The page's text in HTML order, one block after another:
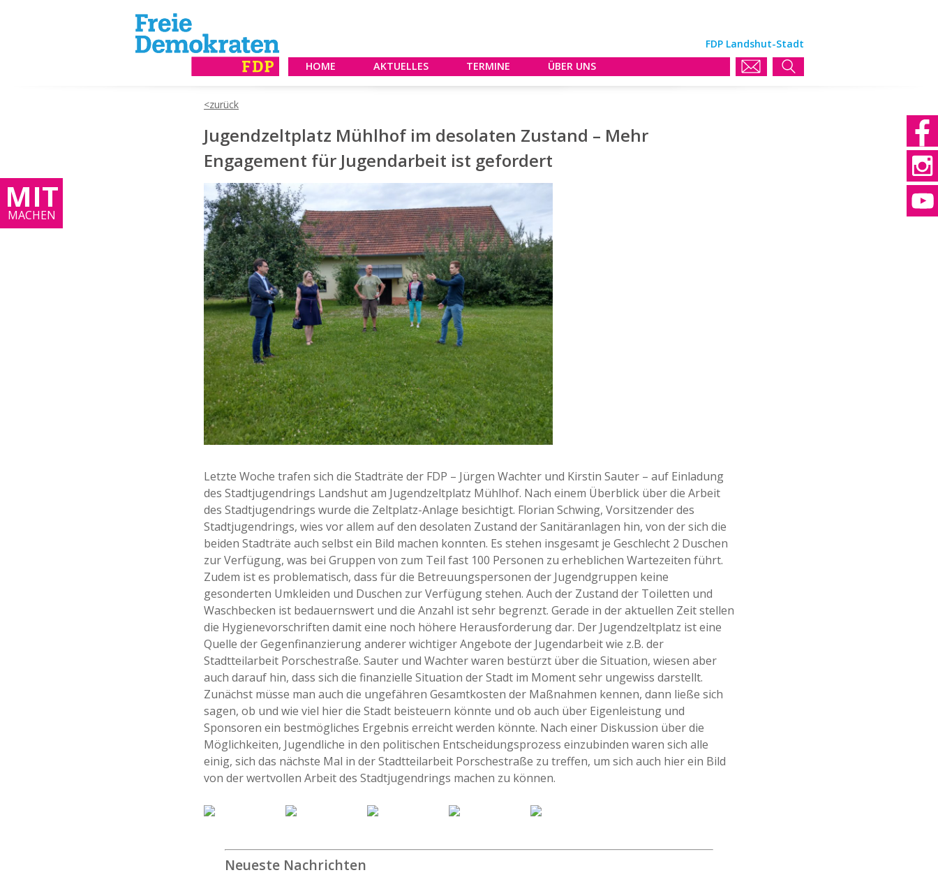
FDP Landshut-Stadt
HOME
AKTUELLES TERMINE ÜBER UNS
MIT
MACHEN
Jugendzeltplatz Mühlhof im desolaten Zustand – Mehr
Engagement für Jugendarbeit ist gefordert
Letzte Woche trafen sich die Stadträte der FDP – Jürgen Wachter und Kirstin Sauter – auf Einladung
des Stadtjugendrings Landshut am Jugendzeltplatz Mühlhof. Nach einem Überblick über die Arbeit
des Stadtjugendrings wurde die Zeltplatz-Anlage besichtigt. Florian Schwing, Vorsitzender des
Stadtjugendrings, wies vor allem auf den desolaten Zustand der Sanitäranlagen hin, von der sich die
beiden Stadträte auch selbst ein Bild machen konnten. Es stehen insgesamt je Geschlecht 2 Duschen
zur Verfügung, was bei Gruppen von zum Teil fast 100 Personen zu erheblichen Wartezeiten führt.
Zudem ist es problematisch, dass für die Betreuungspersonen der Jugendgruppen keine
gesonderten Umkleiden und Duschen zur Verfügung stehen. Auch der Zustand der Toiletten und
Waschbecken ist bedauernswert und die Anzahl ist sehr begrenzt. Gerade in der aktuellen Zeit stellen
die Hygienevorschriften damit eine noch höhere Herausforderung dar. Der Jugendzeltplatz ist eine
Quelle der Gegenfinanzierung anderer wichtiger Angebote der Jugendarbeit wie z.B. der
Stadtteilarbeit Porschestraße. Sauter und Wachter waren bestürzt über die Situation, wiesen aber
auch darauf hin, dass sich die finanzielle Situation der Stadt im Moment sehr ungewiss darstellt.
Zunächst müsse man auch die ungefähren Gesamtkosten der Maßnahmen kennen, dann ließe sich
sagen, ob und wie viel hier die Stadt beisteuern könnte und ob auch über Eigenleistung und
Sponsoren ein bestmögliches Ergebnis erreicht werden könnte. Nach einer Diskussion über die
Möglichkeiten, Jugendliche in den politischen Entscheidungsprozess einzubinden waren sich alle
einig, sich das nächste Mal in der Stadtteilarbeit Porschestraße zu treffen, um sich auch hier ein Bild
von der wertvollen Arbeit des Stadtjugendrings machen zu können.
Neueste Nachrichten